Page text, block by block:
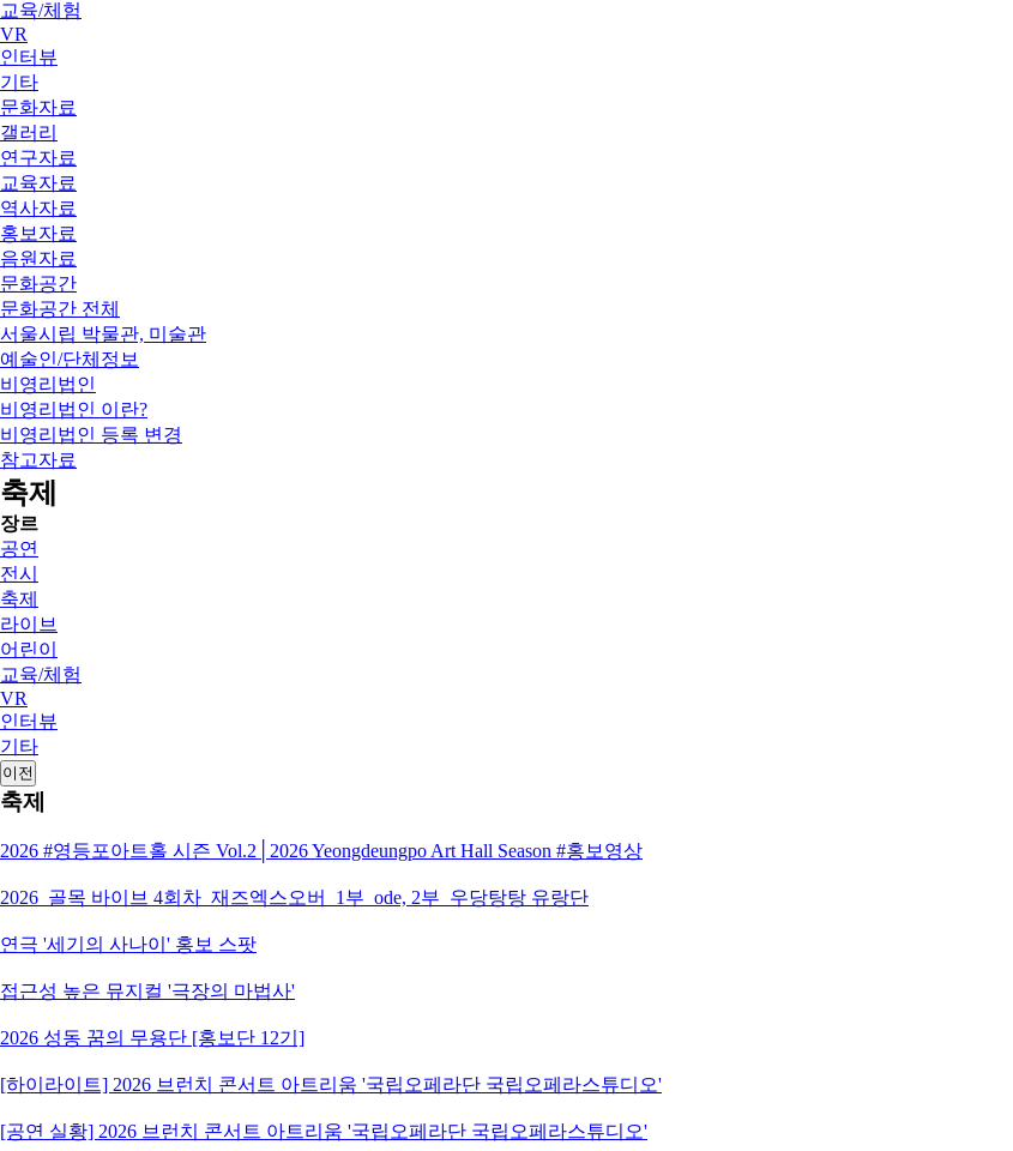
교육/체험
VR
인터뷰
기타
문화자료
갤러리
연구자료
교육자료
역사자료
홍보자료
음원자료
문화공간
문화공간 전체
서울시립 박물관, 미술관
예술인/단체정보
비영리법인
비영리법인 이란?
비영리법인 등록 변경
참고자료
축제
장르
공연
전시
축제
라이브
어린이
교육/체험
VR
인터뷰
기타
이전
축제
2026 #영등포아트홀 시즌 Vol.2│2026 Yeongdeungpo Art Hall Season #홍보영상
2026_골목 바이브 4회차_재즈엑스오버_1부_ode, 2부_우당탕탕 유랑단
연극 '세기의 사나이' 홍보 스팟
접근성 높은 뮤지컬 '극장의 마법사'
2026 성동 꿈의 무용단 [홍보단 12기]
[하이라이트] 2026 브런치 콘서트 아트리움 '국립오페라단 국립오페라스튜디오'
[공연 실황] 2026 브런치 콘서트 아트리움 '국립오페라단 국립오페라스튜디오'